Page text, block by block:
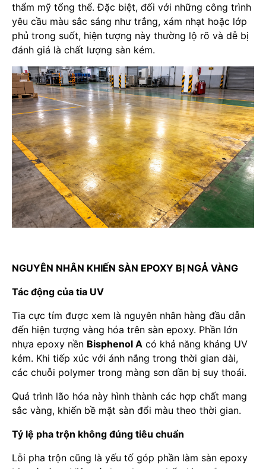
thẩm mỹ tổng thể. Đặc biệt, đối với những công trình
yêu cầu màu sắc sáng như trắng, xám nhạt hoặc lớp
phủ trong suốt, hiện tượng này thường lộ rõ và dễ bị
đánh giá là chất lượng sàn kém.
NGUYÊN NHÂN KHIẾN SÀN EPOXY BỊ NGẢ VÀNG
Tác động của tia UV
Tia cực tím được xem là nguyên nhân hàng đầu dẫn
đến hiện tượng vàng hóa trên sàn epoxy. Phần lớn
nhựa epoxy nền Bisphenol A có khả năng kháng UV
kém. Khi tiếp xúc với ánh nắng trong thời gian dài,
các chuỗi polymer trong màng sơn dần bị suy thoái.
Quá trình lão hóa này hình thành các hợp chất mang
sắc vàng, khiến bề mặt sàn đổi màu theo thời gian.
Tỷ lệ pha trộn không đúng tiêu chuẩn
Lỗi pha trộn cũng là yếu tố góp phần làm sàn epoxy